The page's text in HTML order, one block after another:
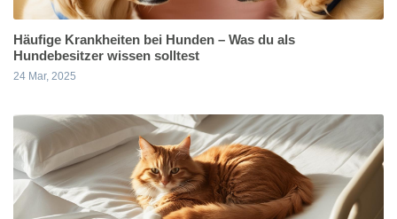
Häufige Krankheiten bei Hunden – Was du als
Hundebesitzer wissen solltest
24 Mar, 2025